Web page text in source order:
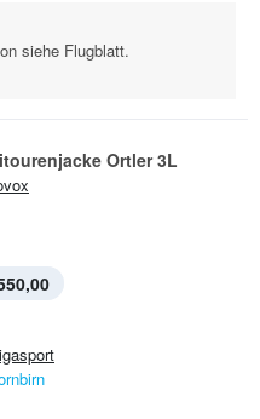
siehe Flugblatt.
Ortler 3L